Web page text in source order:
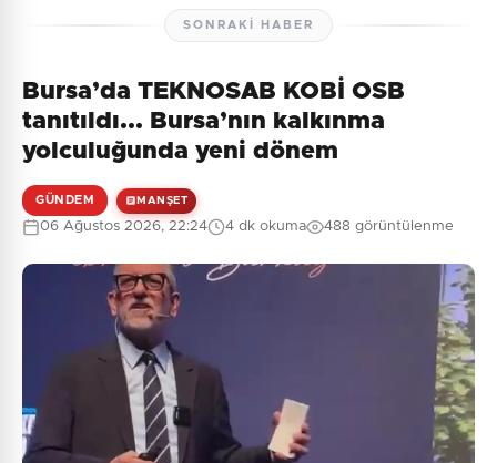
SONRAKI HABER
Bursa’da TEKNOSAB KOBİ OSB
tanıtıldı... Bursa’nın kalkınma
yolculuğunda yeni dönem
GÜNDEM MANŞET
06 Ağustos 2026, 22:24 4 dk okuma 488 görüntülenme